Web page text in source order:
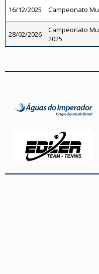
16/12/2025 Campeonato
28/02/2026
Campeonato
2025